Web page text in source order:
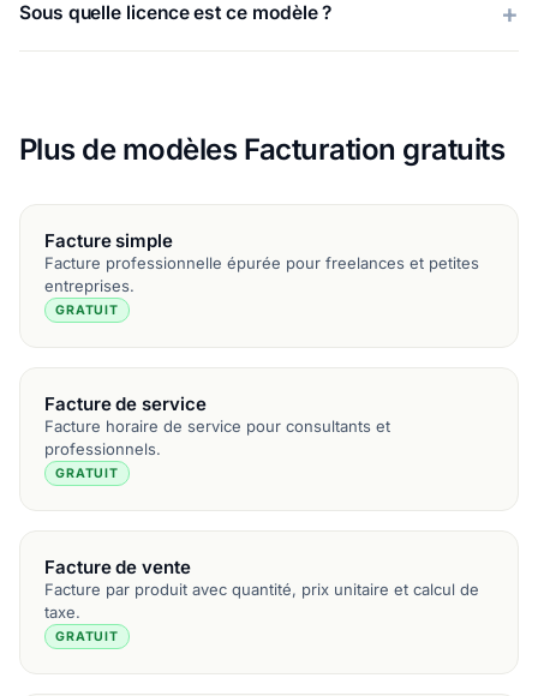
Sous quelle licence est ce modèle ?
Plus de modèles Facturation gratuits
Facture simple
Facture professionnelle épurée pour freelances et petites
entreprises.
GRATUIT
Facture de service
Facture horaire de service pour consultants et
professionnels.
GRATUIT
Facture de vente
Facture par produit avec quantité, prix unitaire et calcul de
taxe.
GRATUIT